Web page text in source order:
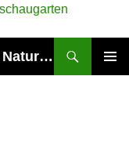
Arbeitskreis Naturnahes Grün – Naturschaugarten Lindenmühle